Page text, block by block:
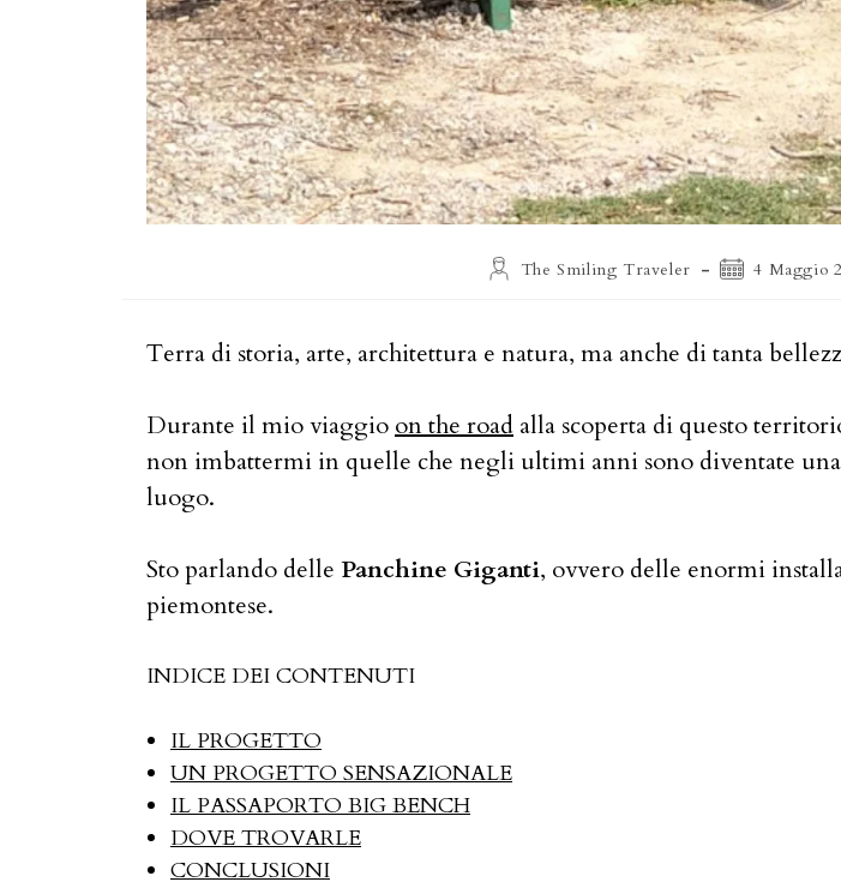
AutoreThe Smiling Traveler
Articolo4 Maggio
Terra di storia, arte, architettura e natura, ma anche di tanta
Durante il mio viaggio on the road alla scoperta di questo
non imbattermi in quelle che negli ultimi anni sono diventate
luogo.
Sto parlando delle Panchine Giganti, ovvero delle enormi
piemontese.
INDICE DEI CONTENUTI
IL PROGETTO
UN PROGETTO SENSAZIONALE
IL PASSAPORTO BIG BENCH
DOVE TROVARLE
CONCLUSIONI